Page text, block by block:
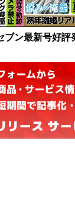
ブン最新号好評